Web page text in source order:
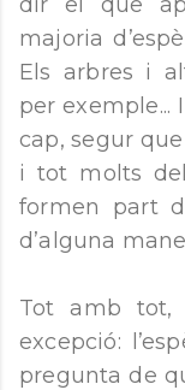
majoria
Els arbres i
per exemple...
cap, segur
i tot molts
formen part
d’alguna
Tot amb tot,
excepció:
pregunta de